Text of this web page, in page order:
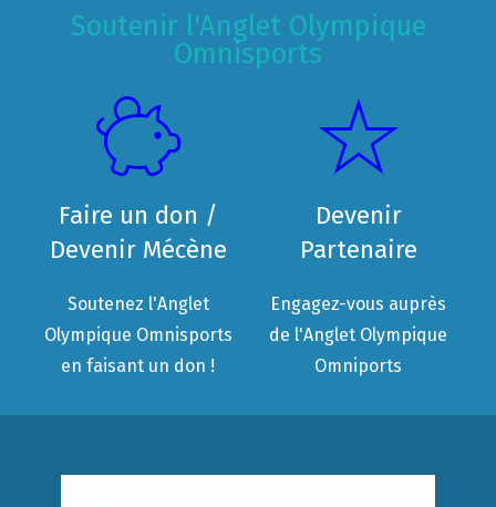
Soutenir l'Anglet Olympique
Omnisports
Faire un don /
Devenir Mécène
Soutenez l'Anglet
Olympique Omnisports
en faisant un don !
Devenir
Partenaire
Engagez-vous auprès
de l'Anglet Olympique
Omniports